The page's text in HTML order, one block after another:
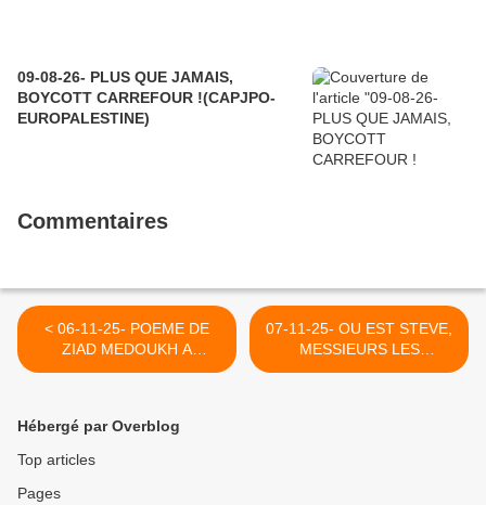
09-08-26- PLUS QUE JAMAIS,
BOYCOTT CARREFOUR !(CAPJPO-
EUROPALESTINE)
Commentaires
< 06-11-25- POEME DE
ZIAD MEDOUKH A
PROPOS DE LA MARTYRE
A GAZA (EXTRAIT)
07-11-25- OU EST STEVE,
MESSIEURS LES
REPRESENTANT D'UN
Hébergé par Overblog
Top articles
Pages